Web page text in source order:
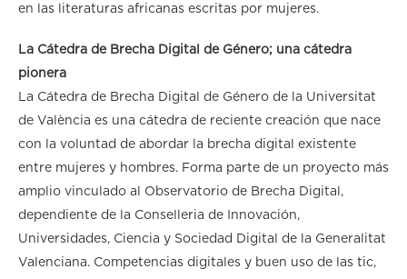
en las literaturas africanas escritas por mujeres.
La Cátedra de Brecha Digital de Género; una cátedra
pionera
La Cátedra de Brecha Digital de Género de la Universitat
de València es una cátedra de reciente creación que nace
con la voluntad de abordar la brecha digital existente
entre mujeres y hombres. Forma parte de un proyecto más
amplio vinculado al Observatorio de Brecha Digital,
dependiente de la Conselleria de Innovación,
Universidades, Ciencia y Sociedad Digital de la Generalitat
Valenciana. Competencias digitales y buen uso de las tic,